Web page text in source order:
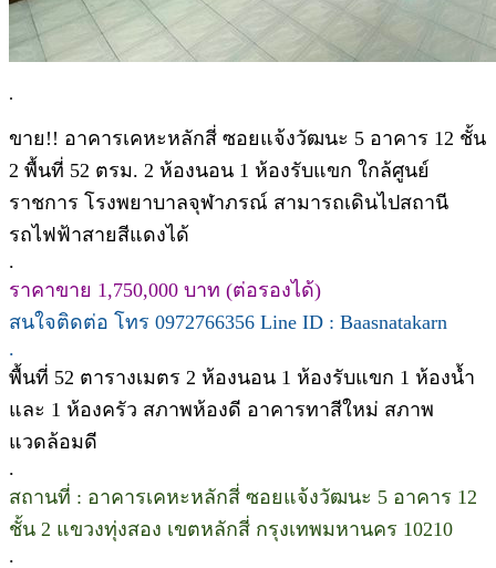
.
ขาย!! อาคารเคหะหลักสี่ ซอยแจ้งวัฒนะ 5 อาคาร 12 ชั้น
2 พื้นที่ 52 ตรม. 2 ห้องนอน 1 ห้องรับแขก ใกล้ศูนย์
ราชการ โรงพยาบาลจุฬาภรณ์ สามารถเดินไปสถานี
รถไฟฟ้าสายสีแดงได้
.
ราคาขาย 1,750,000 บาท (ต่อรองได้)
สนใจติดต่อ โทร 0972766356 Line ID : Baasnatakarn
.
พื้นที่ 52 ตารางเมตร 2 ห้องนอน 1 ห้องรับแขก 1 ห้องน้ำ
และ 1 ห้องครัว สภาพห้องดี อาคารทาสีใหม่ สภาพ
แวดล้อมดี
.
สถานที่ : อาคารเคหะหลักสี่ ซอยแจ้งวัฒนะ 5 อาคาร 12
ชั้น 2 แขวงทุ่งสอง เขตหลักสี่ กรุงเทพมหานคร 10210
.